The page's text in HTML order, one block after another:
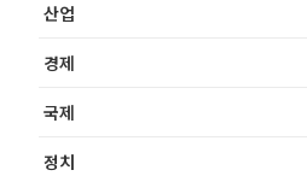
산업
경제
국제
정치